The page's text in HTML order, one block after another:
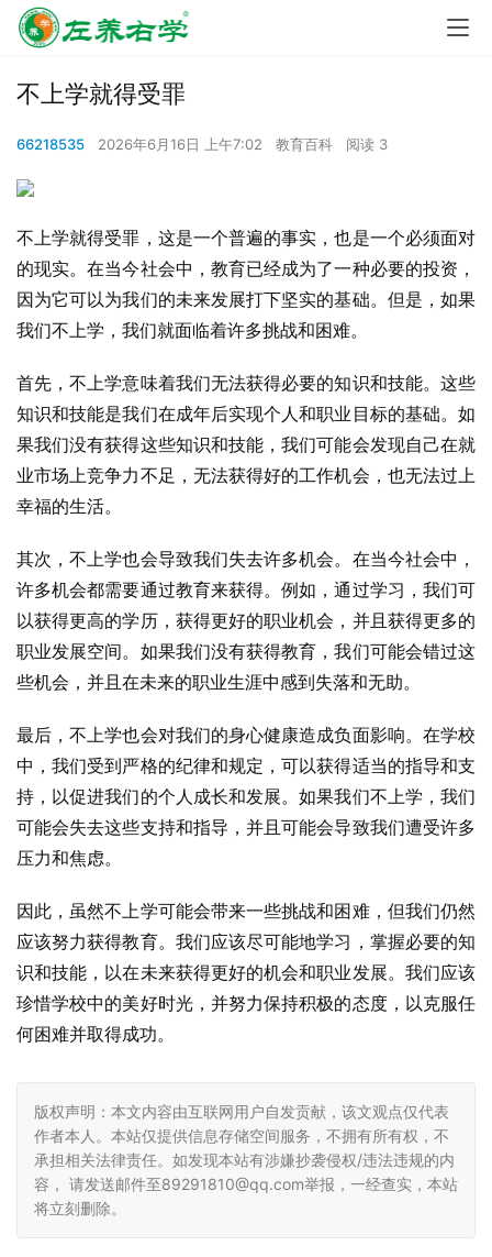
不上学就得受罪
66218535 2026年6月16日 上午7:02 教育百科 阅读 3
不上学就得受罪，这是一个普遍的事实，也是一个必须面对
的现实。在当今社会中，教育已经成为了一种必要的投资，
因为它可以为我们的未来发展打下坚实的基础。但是，如果
我们不上学，我们就面临着许多挑战和困难。
首先，不上学意味着我们无法获得必要的知识和技能。这些
知识和技能是我们在成年后实现个人和职业目标的基础。如
果我们没有获得这些知识和技能，我们可能会发现自己在就
业市场上竞争力不足，无法获得好的工作机会，也无法过上
幸福的生活。
其次，不上学也会导致我们失去许多机会。在当今社会中，
许多机会都需要通过教育来获得。例如，通过学习，我们可
以获得更高的学历，获得更好的职业机会，并且获得更多的
职业发展空间。如果我们没有获得教育，我们可能会错过这
些机会，并且在未来的职业生涯中感到失落和无助。
最后，不上学也会对我们的身心健康造成负面影响。在学校
中，我们受到严格的纪律和规定，可以获得适当的指导和支
持，以促进我们的个人成长和发展。如果我们不上学，我们
可能会失去这些支持和指导，并且可能会导致我们遭受许多
压力和焦虑。
因此，虽然不上学可能会带来一些挑战和困难，但我们仍然
应该努力获得教育。我们应该尽可能地学习，掌握必要的知
识和技能，以在未来获得更好的机会和职业发展。我们应该
珍惜学校中的美好时光，并努力保持积极的态度，以克服任
何困难并取得成功。
版权声明：本文内容由互联网用户自发贡献，该文观点仅代表
作者本人。本站仅提供信息存储空间服务，不拥有所有权，不
承担相关法律责任。如发现本站有涉嫌抄袭侵权/违法违规的内
容， 请发送邮件至89291810@qq.com举报，一经查实，本站
将立刻删除。